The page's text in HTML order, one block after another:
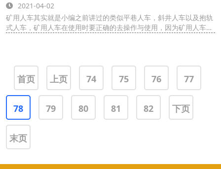
2021-04-02
矿用人车其实就是小编之前讲过的类似平巷人车，斜井人车以及抱轨
式人车，矿用人车在使用时要正确的去操作与使用，因为矿用人车是
首页 上页 74 75 76 77
78 79 80 81 82 下页
末页